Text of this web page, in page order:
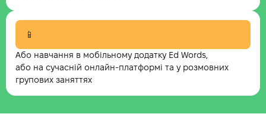
📱
Або навчання в мобільному додатку Ed Words,
або на сучасній онлайн-платформі та у розмовних
групових заняттях